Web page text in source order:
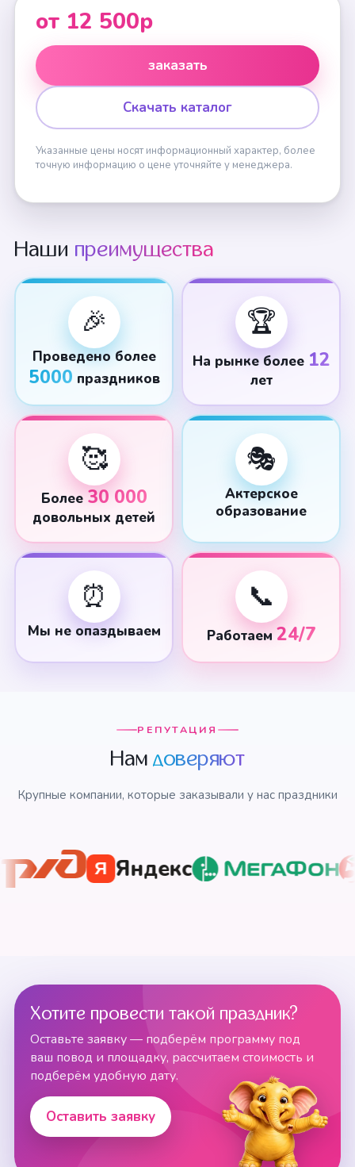
от 12 500р
заказать
Скачать каталог
Указанные цены носят информационный характер, более
точную информацию о цене уточняйте у менеджера.
Наши преимущества
🎉
Проведено более
5000 праздников
🏆
На рынке более 12
лет
🥰
Более30 000
довольных детей
🎭
Актерское
образование
⏰
Мы не опаздываем
📞
Работаем 24/7
РЕПУТАЦИЯ
Намдоверяют
Крупные компании, которые заказывали у нас праздники
Я Яндекс
Хотите провести такой праздник?
Оставьте заявку — подберём программу под
ваш повод и площадку, рассчитаем стоимость и
подберём удобную дату.
Оставить заявку